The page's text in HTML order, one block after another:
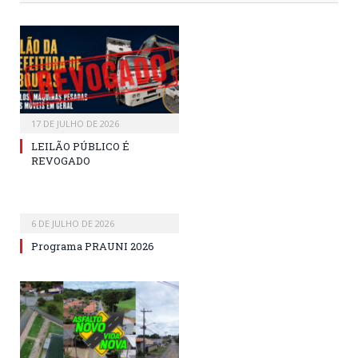
17 DE JULHO DE 2026
LEILÃO PÚBLICO É
REVOGADO
6 DE JULHO DE 2026
Programa PRAUNI 2026